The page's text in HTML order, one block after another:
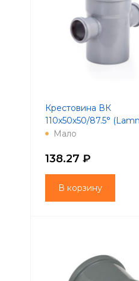
Крестовина ВК
110х50х50/87.5°
Мало
138.27 ₽
В корзину